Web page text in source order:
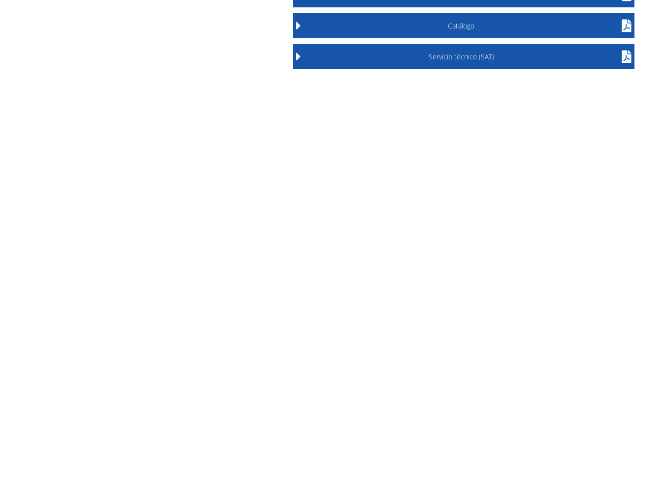
Catálogo
Servicio técnico (SAT)